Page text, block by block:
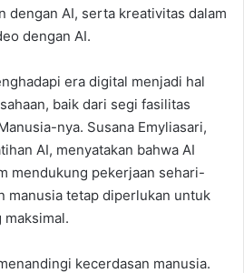
dengan AI, serta kreativitas dalam
dengan AI.
era digital menjadi hal
baik dari segi fasilitas
nya. Susana Emyliasari,
AI, menyatakan bahwa AI
mendukung pekerjaan sehari-
manusia tetap diperlukan untuk
maksimal.
kecerdasan manusia.